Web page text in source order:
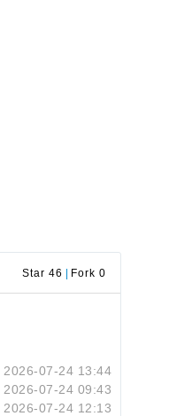
Star 46 Fork 0
2026-07-24 13:44
2026-07-24 09:43
2026-07-24 12:13